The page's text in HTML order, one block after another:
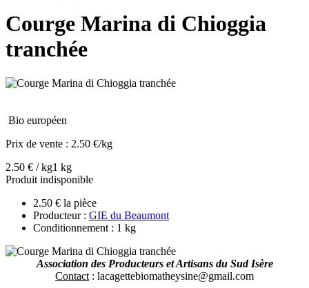
Courge Marina di Chioggia
tranchée
Bio européen
Prix de vente : 2.50 €/kg
2.50 € / kg1 kg
Produit indisponible
2.50 € la pièce
Producteur : GIE du Beaumont
Conditionnement : 1 kg
Association des Producteurs et Artisans du Sud Isère
Contact : lacagettebiomatheysine@gmail.com